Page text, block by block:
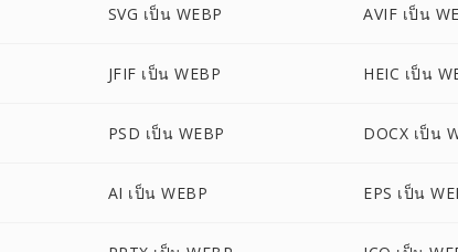
SVG เป็น WEBP AVIF เป็น
JFIF เป็น WEBP HEIC เป็น
PSD เป็น WEBP DOCX เป็น
AI เป็น WEBP EPS เป็น